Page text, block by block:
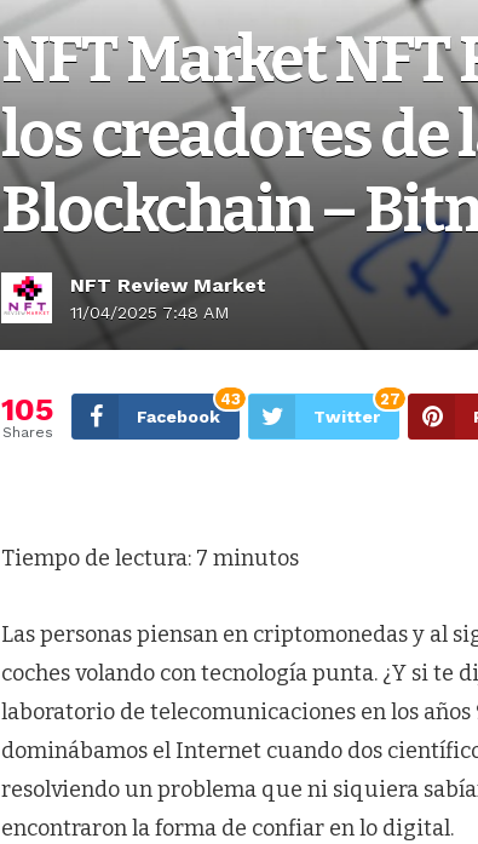
NFT Market NFT
los creadores de
Blockchain –
NFT Review Market
11/04/2025 7:48 AM
105
Shares
Facebook
43
Twitter
27
Tiempo de lectura: 7 minutos
Las personas piensan en criptomonedas y al
coches volando con tecnología punta. ¿Y si
laboratorio de telecomunicaciones en los
dominábamos el Internet cuando dos
resolviendo un problema que ni siquiera
encontraron la forma de confiar en lo digital.